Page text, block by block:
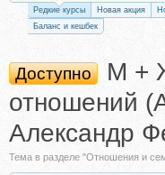
Редкие курсы Новая акция
Баланс и кешбек
Доступно
М +
отношений
Александр
Тема в разделе "Отношения и